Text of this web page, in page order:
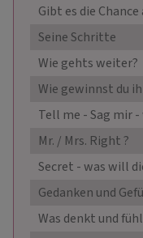
Gibt es die
Seine Schritte
Wie gehts weiter?
Wie gewinnst du
Tell me - Sag mir
Mr. / Mrs. Right ?
Secret - was will
Gedanken und
Was denkt und